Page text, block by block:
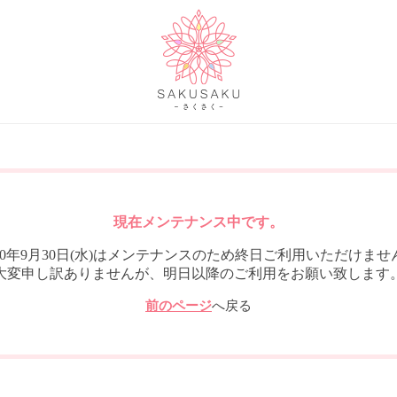
現在メンテナンス中です。
年9月30日(水)はメンテナンスのため終日ご利用いただけませ
変申し訳ありませんが、明日以降のご利用をお願い致します
前のページへ戻る